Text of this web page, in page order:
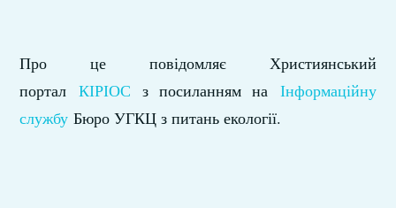
Про це повідомляє Християнський
портал КІРІОС з посиланням на Інформаційну
службу Бюро УГКЦ з питань екології.